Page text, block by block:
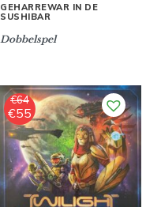
GEHARREWAR IN DE
SUSHIBAR
Dobbelspel
€64
Oorspronkelijke
prijs
was:
€64.
€55
Huidige
prijs
is:
€55.